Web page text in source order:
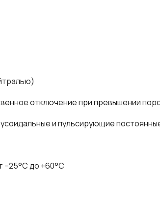
отключение при превышении
и пульсирующие
до +60°C